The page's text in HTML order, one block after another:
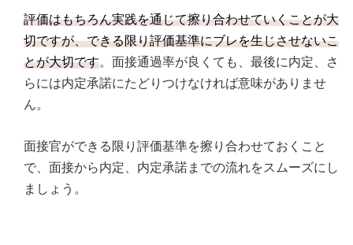
評価はもちろん実践を通じて擦り合わせていくことが大
切ですが、できる限り評価基準にブレを生じさせないこ
とが大切です。面接通過率が良くても、最後に内定、さ
らには内定承諾にたどりつけなければ意味がありませ
ん。
面接官ができる限り評価基準を擦り合わせておくこと
で、面接から内定、内定承諾までの流れをスムーズにし
ましょう。